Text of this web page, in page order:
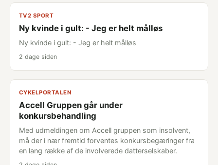
TV2 SPORT
Ny kvinde i gult: - Jeg er helt målløs
Ny kvinde i gult: - Jeg er helt målløs
2 dage siden
CYKELPORTALEN
Accell Gruppen går under
konkursbehandling
Med udmeldingen om Accell gruppen som insolvent,
må der i nær fremtid forventes konkursbegæringer fra
en lang række af de involverede datterselskaber.